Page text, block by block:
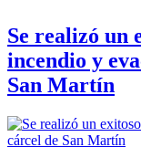
Se realizó un
incendio y
San Martín